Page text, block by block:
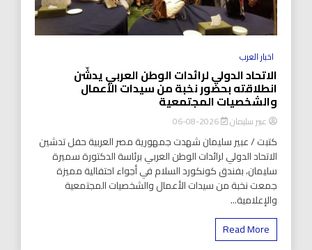
اخبار العرب
الاتحاد الدولي لرائدات الوطن العربي يدشّن
انطلاقته بحضور نخبة من سيدات الأعمال
والشخصيات المجتمعية
عبير سليمان 2026-08-06
كتبت / عبير سليمان شهدت جمهورية مصر العربية حفل تدشين
الاتحاد الدولي لرائدات الوطن العربي برئاسة الدكتورة سميرة
سليمان، بفندق كونكورد السلام في أجواء احتفالية مميزة
جمعت نخبة من سيدات الأعمال والشخصيات المجتمعية
والإعلامية...
Read More